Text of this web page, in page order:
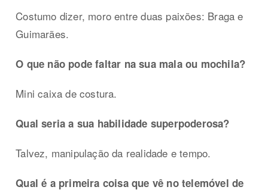
Costumo dizer, moro entre duas paixões: Braga e
Guimarães.
O que não pode faltar na sua mala ou mochila?
Mini caixa de costura.
Qual seria a sua habilidade superpoderosa?
Talvez, manipulação da realidade e tempo.
Qual é a primeira coisa que vê no telemóvel de